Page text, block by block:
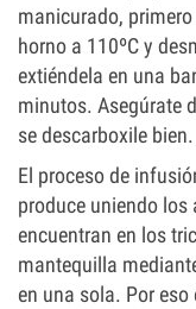
manicurado,
horno a 110ºC y
extiéndela en una
minutos. Asegúrate
se descarboxile bien.
El proceso de
produce uniendo los
encuentran en los
mantequilla
en una sola. Por